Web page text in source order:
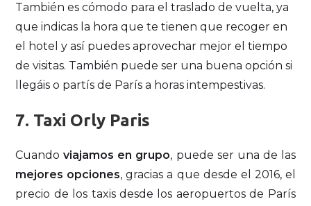
También es cómodo para el traslado de vuelta, ya
que indicas la hora que te tienen que recoger en
el hotel y así puedes aprovechar mejor el tiempo
de visitas. También puede ser una buena opción si
llegáis o partís de París a horas intempestivas.
7. Taxi Orly Paris
Cuandoviajamos en grupo, puede ser una de las
mejores opciones, gracias a que desde el 2016, el
precio de los taxis desde los aeropuertos de París